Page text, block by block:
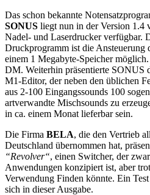
Das schon bekannte
SONUS liegt nun in der Version 1.4
Nadel- und Laserdrucker verfügbar.
Druckprogramm ist die Ansteuerung
einem 1 Megabyte-Speicher
DM. Weiterhin präsentierte SONUS
M1-Editor, der neben den üblichen
aus 2-100 Eingangssounds 100
artverwandte Mischsounds zu
in ca. einem Monat lieferbar sein.
Die Firma BELA, die den Vertrieb
Deutschland übernommen hat,
“Revolver“, einen Switcher, der
Anwendungen konzipiert ist, aber
Verwendung Finden könnte. Ein
sich in dieser Ausgabe.